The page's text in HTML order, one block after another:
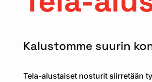
Kalustomme suurin
Tela-alustaiset nosturit siirretään